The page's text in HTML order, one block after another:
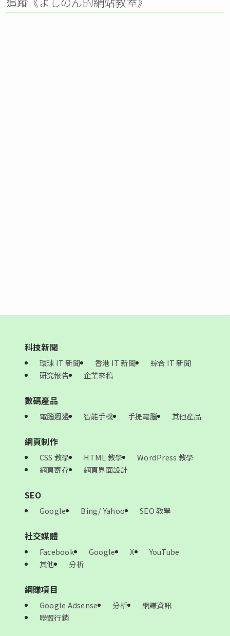
科技新聞
環球 IT 新聞 香港 IT 新聞
綜合 IT 新聞
研究報告
企業來稿
數碼產品
電腦週邊 智能手機 手提電腦 其他產品
網頁制作
CSS 教學 HTML 教學
WordPress 教學
網頁寄存
網頁界面設計
SEO
Google Bing/ Yahoo SEO 教學
社交媒體
Facebook Google X
YouTube
其他
分析
網賺項目
Google Adsense 分析
網賺資訊
聯盟行銷